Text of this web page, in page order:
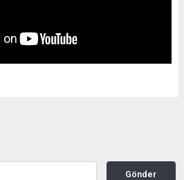
Gönder